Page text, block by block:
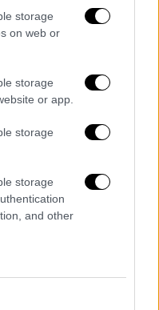
storage
on web or
storage
or app.
storage
storage
and other
να
τη στήριξη
καταθέσει τα
η αμερικανική
όπλα
της Ευρώπης